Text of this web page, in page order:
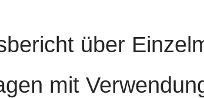
über
mit